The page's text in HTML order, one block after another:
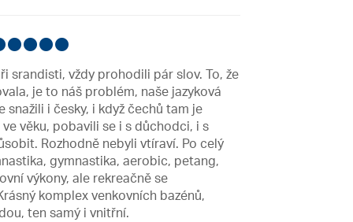
srandisti, vždy prohodili pár slov. To, že
je to náš problém, naše jazyková
snažili i česky, i když čechů tam je
věku, pobavili se i s důchodci, i s
Rozhodně nebyli vtíraví. Po celý
gymnastika, aerobic, petang,
výkony, ale rekreačně se
komplex venkovních bazénů,
ten samý i vnitřní.